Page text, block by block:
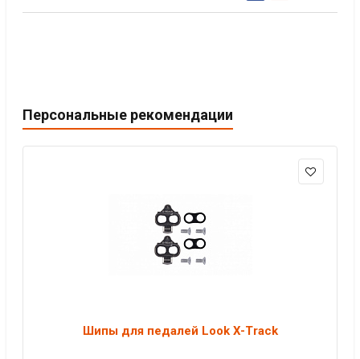
Персональные рекомендации
Шипы для педалей Look X-Track